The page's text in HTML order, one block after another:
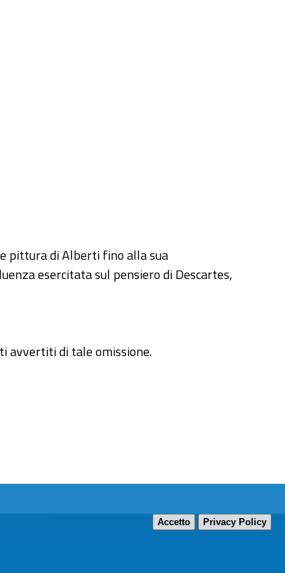
Accetto Privacy Policy
pittura di Alberti fino alla sua
esercitata sul pensiero di Descartes,
avvertiti di tale omissione.